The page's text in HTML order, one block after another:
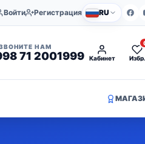
Войти Регистрация RU
НАМ
71 2001999 Кабинет Избр.